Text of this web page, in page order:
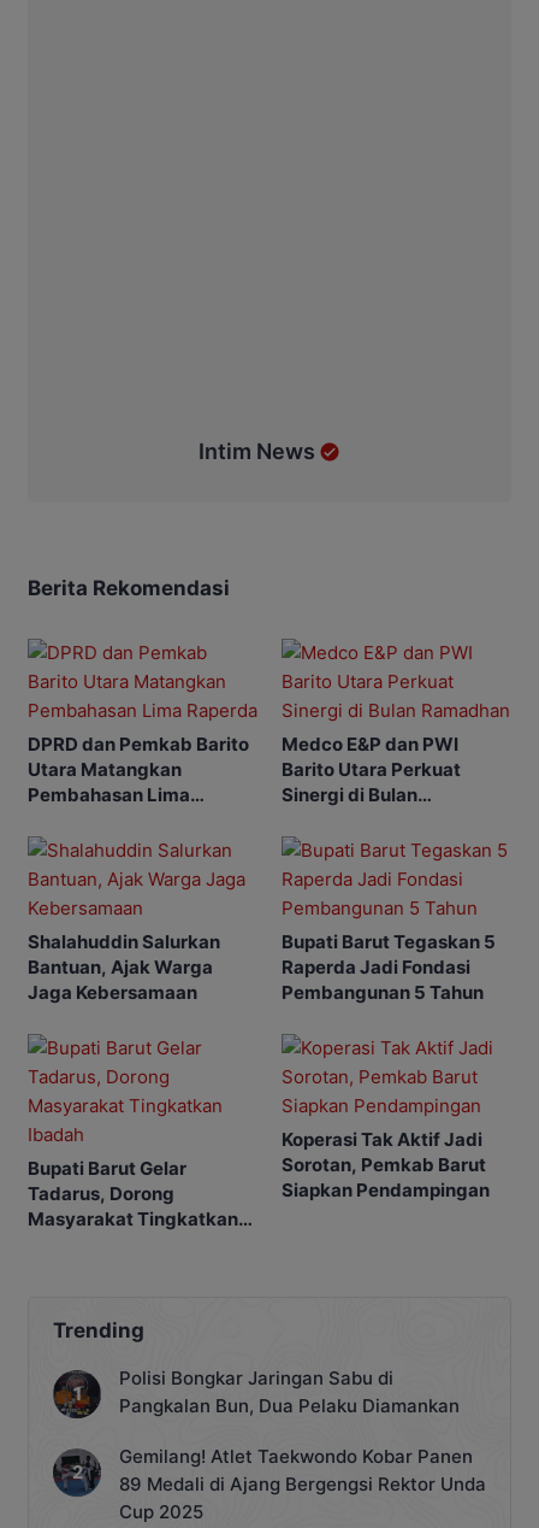
Intim News
Berita Rekomendasi
DPRD dan Pemkab Barito
Utara Matangkan
Pembahasan Lima
Medco E&P dan PWI
Barito Utara Perkuat
Sinergi di Bulan
Shalahuddin Salurkan
Bantuan, Ajak Warga
Jaga Kebersamaan
Bupati Barut Tegaskan 5
Raperda Jadi Fondasi
Pembangunan 5 Tahun
Bupati Barut Gelar
Tadarus, Dorong
Masyarakat Tingkatkan
Koperasi Tak Aktif Jadi
Sorotan, Pemkab Barut
Siapkan Pendampingan
Trending
Polisi Bongkar Jaringan Sabu di
Pangkalan Bun, Dua Pelaku Diamankan
Gemilang! Atlet Taekwondo Kobar Panen
89 Medali di Ajang Bergengsi Rektor Unda
Cup 2025